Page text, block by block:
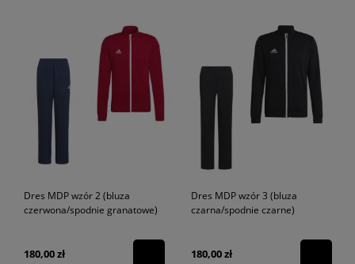
Dres MDP wzór 2 (bluza
czerwona/spodnie granatowe)
180,00 zł
Dres MDP wzór 3 (bluza
czarna/spodnie czarne)
180,00 zł